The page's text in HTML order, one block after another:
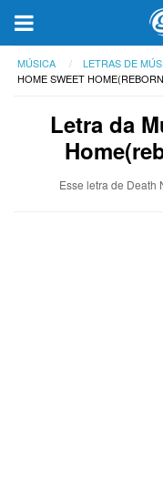
MÚSICA LETRAS DE
HOME SWEET
Letra da
Esse letra de Death